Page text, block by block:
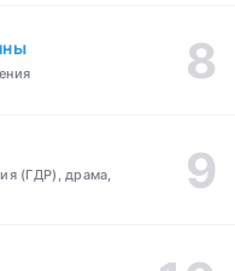
(ГДР), драма,